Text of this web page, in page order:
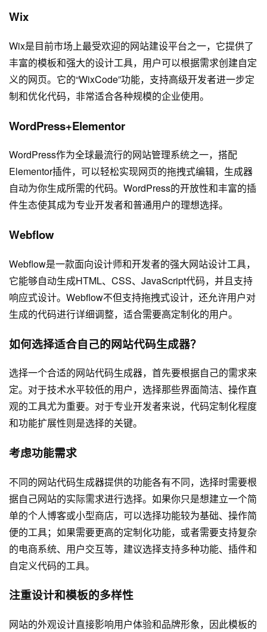
Wix
Wix是目前市场上最受欢迎的网站建设平台之一，它提供了
丰富的模板和强大的设计工具，用户可以根据需求创建自定
义的网页。它的“WixCode”功能，支持高级开发者进一步定
制和优化代码，非常适合各种规模的企业使用。
WordPress+Elementor
WordPress作为全球最流行的网站管理系统之一，搭配
Elementor插件，可以轻松实现网页的拖拽式编辑，生成器
自动为你生成所需的代码。WordPress的开放性和丰富的插
件生态使其成为专业开发者和普通用户的理想选择。
Webflow
Webflow是一款面向设计师和开发者的强大网站设计工具，
它能够自动生成HTML、CSS、JavaScript代码，并且支持
响应式设计。Webflow不但支持拖拽式设计，还允许用户对
生成的代码进行详细调整，适合需要高定制化的用户。
如何选择适合自己的网站代码生成器？
选择一个合适的网站代码生成器，首先要根据自己的需求来
定。对于技术水平较低的用户，选择那些界面简洁、操作直
观的工具尤为重要。对于专业开发者来说，代码定制化程度
和功能扩展性则是选择的关键。
考虑功能需求
不同的网站代码生成器提供的功能各有不同，选择时需要根
据自己网站的实际需求进行选择。如果你只是想建立一个简
单的个人博客或小型商店，可以选择功能较为基础、操作简
便的工具；如果需要更高的定制化功能，或者需要支持复杂
的电商系统、用户交互等，建议选择支持多种功能、插件和
自定义代码的工具。
注重设计和模板的多样性
网站的外观设计直接影响用户体验和品牌形象，因此模板的